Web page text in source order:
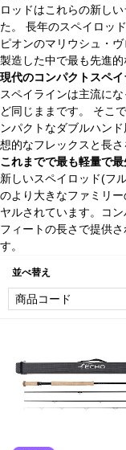
ロッドはこれらの新し
た。 長年のスペイロッ
ピオンのマリウシュ・
製造した中で最も先進的
現代のコンパクトスペ
スペイラインは主流に
ど同じままです。 そこ
ンパクトなダブルハン
想的なフレックスと長さ
これまでで最も軽量で
新しいスペイロッド(フ
のより大きなファミリ
ヤルされています。コ
フィートの長さで提供
す。
並べ替え